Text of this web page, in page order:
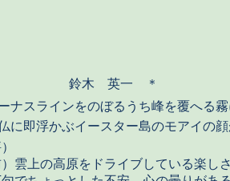
鈴木 英一 ＊
ナスラインをのぼるうち峰を覆へる
に即浮かぶイースター島のモアイの
雲上の高原をドライブしている楽し